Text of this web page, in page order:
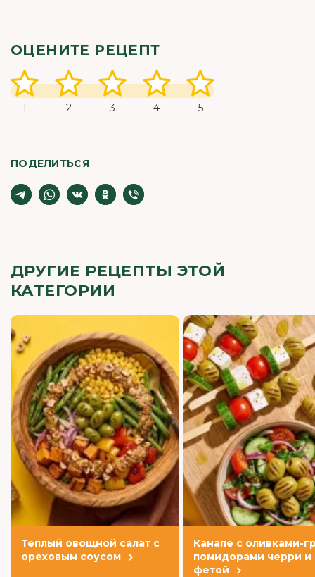
ОЦЕНИТЕ РЕЦЕПТ
1 2 3 4 5
ПОДЕЛИТЬСЯ
ДРУГИЕ РЕЦЕПТЫ ЭТОЙ
КАТЕГОРИИ
Теплый овощной салат с
ореховым соусом
Канапе с оливками-
помидорами черри и
фетой